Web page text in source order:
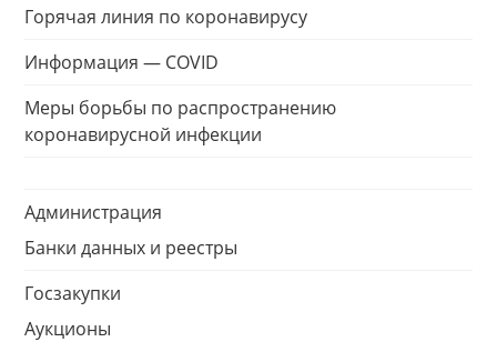
Горячая линия по коронавирусу
Информация — COVID
Меры борьбы по распространению
коронавирусной инфекции
Администрация
Банки данных и реестры
Госзакупки
Аукционы